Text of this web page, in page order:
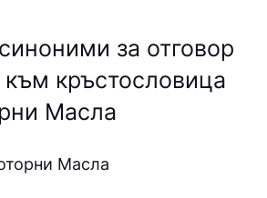
за отговор
към кръстословица
Масла
Масла